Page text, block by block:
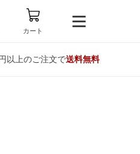
カート
以上のご注文で送料無料